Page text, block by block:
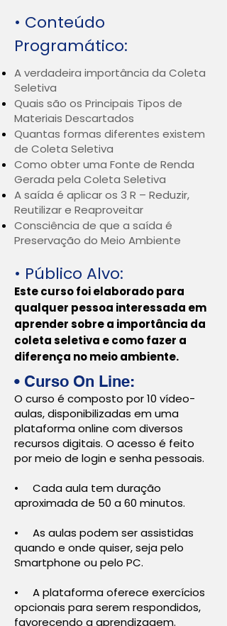
• Conteúdo
Programático:
A verdadeira importância da Coleta
Seletiva
Quais são os Principais Tipos de
Materiais Descartados
Quantas formas diferentes existem
de Coleta Seletiva
Como obter uma Fonte de Renda
Gerada pela Coleta Seletiva
A saída é aplicar os 3 R – Reduzir,
Reutilizar e Reaproveitar
Consciência de que a saída é
Preservação do Meio Ambiente
• Público Alvo:
Este curso foi elaborado para
qualquer pessoa interessada em
aprender sobre a importância da
coleta seletiva e como fazer a
diferença no meio ambiente.
• Curso On Line:
O curso é composto por 10 vídeo-
aulas, disponibilizadas em uma
plataforma online com diversos
recursos digitais. O acesso é feito
por meio de login e senha pessoais.
• Cada aula tem duração
aproximada de 50 a 60 minutos.
• As aulas podem ser assistidas
quando e onde quiser, seja pelo
Smartphone ou pelo PC.
• A plataforma oferece exercícios
opcionais para serem respondidos,
favorecendo a aprendizagem.